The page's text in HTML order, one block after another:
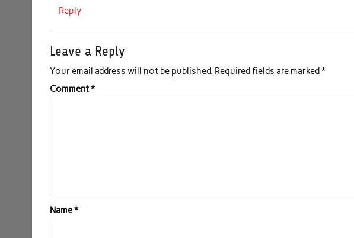
Reply
Leave a Reply
Your email address will not be published. Required fields are marked*
Comment*
Name*